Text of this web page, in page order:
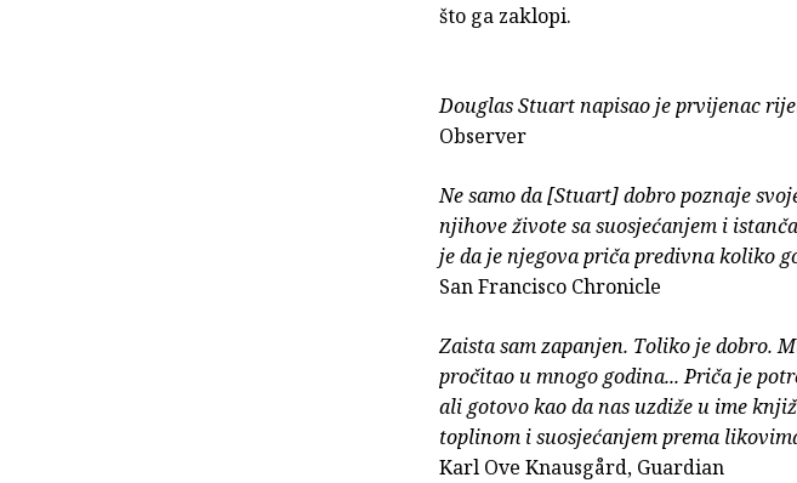
što ga zaklopi.
Douglas Stuart napisao je prvijenac
Observer
Ne samo da [Stuart] dobro poznaje
njihove živote sa suosjećanjem i
je da je njegova priča predivna koliko
San Francisco Chronicle
Zaista sam zapanjen. Toliko je dobro.
pročitao u mnogo godina... Priča je
ali gotovo kao da nas uzdiže u ime
toplinom i suosjećanjem prema
Karl Ove Knausgård, Guardian